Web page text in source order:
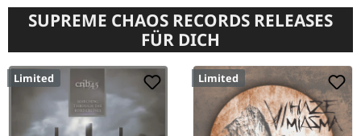
SUPREME CHAOS RECORDS RELEASES
FÜR DICH
Limited Limited